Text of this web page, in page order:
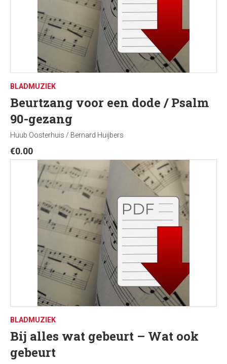
BLADMUZIEK
Beurtzang voor een dode / Psalm
90-gezang
Huub Oosterhuis / Bernard Huijbers
€0.00
BLADMUZIEK
Bij alles wat gebeurt – Wat ook
gebeurt